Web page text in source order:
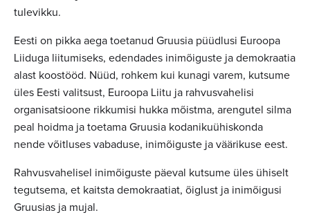
tulevikku.
Eesti on pikka aega toetanud Gruusia püüdlusi Euroopa
Liiduga liitumiseks, edendades inimõiguste ja demokraatia
alast koostööd. Nüüd, rohkem kui kunagi varem, kutsume
üles Eesti valitsust, Euroopa Liitu ja rahvusvahelisi
organisatsioone rikkumisi hukka mõistma, arengutel silma
peal hoidma ja toetama Gruusia kodanikuühiskonda
nende võitluses vabaduse, inimõiguste ja väärikuse eest.
Rahvusvahelisel inimõiguste päeval kutsume üles ühiselt
tegutsema, et kaitsta demokraatiat, õiglust ja inimõigusi
Gruusias ja mujal.